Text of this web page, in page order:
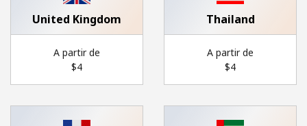
¿Olvidaste tu contraseña? →
United Kingdom
A partir de
⁦$4⁩
Thailand
A partir de
⁦$4⁩